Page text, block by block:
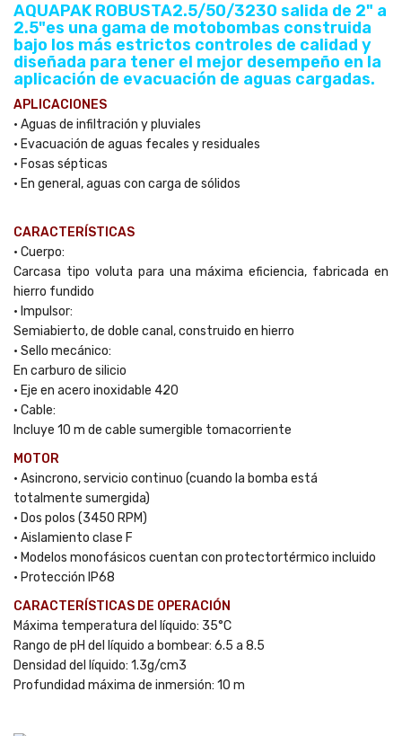
AQUAPAK ROBUSTA2.5/50/3230 salida de 2" a
2.5"es una gama de motobombas construida
bajo los más estrictos controles de calidad y
diseñada para tener el mejor desempeño en la
aplicación de evacuación de aguas cargadas.
APLICACIONES
• Aguas de infiltración y pluviales
• Evacuación de aguas fecales y residuales
• Fosas sépticas
• En general, aguas con carga de sólidos
CARACTERÍSTICAS
• Cuerpo:
Carcasa tipo voluta para una máxima eficiencia, fabricada en
hierro fundido
• Impulsor:
Semiabierto, de doble canal, construido en hierro
• Sello mecánico:
En carburo de silicio
• Eje en acero inoxidable 420
• Cable:
Incluye 10 m de cable sumergible tomacorriente
MOTOR
• Asincrono, servicio continuo (cuando la bomba está
totalmente sumergida)
• Dos polos (3450 RPM)
• Aislamiento clase F
• Modelos monofásicos cuentan con protectortérmico incluido
• Protección IP68
CARACTERÍSTICAS DE OPERACIÓN
Máxima temperatura del líquido: 35°C
Rango de pH del líquido a bombear: 6.5 a 8.5
Densidad del líquido: 1.3g/cm3
Profundidad máxima de inmersión: 10 m